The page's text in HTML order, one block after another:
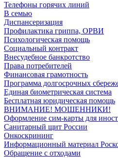
Телефоны горячих линий
В семью
Диспансеризация
Профилактика гриппа, ОРВИ
Психологическая помощь
Социальный контракт
Внесудебное банкротство
Права потребителей
Финансовая грамотность
Программа долгосрочных
Единая биометрическая система
Бесплатная юридическая помощь
ВНИМАНИЕ! МОШЕННИКИ!
Оформление сим-карты для
Санитарный щит России
Онкоскрининг
Информационный материал
Обращение с отходами